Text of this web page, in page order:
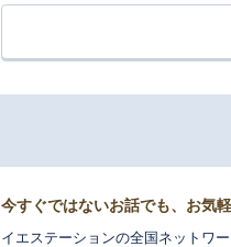
今すぐではないお話でも、お気
イエステーションの全国ネットワ